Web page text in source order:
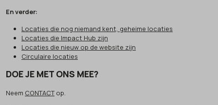
En verder:
Locaties die nog niemand kent, geheime locaties
Locaties die Impact Hub zijn
Locaties die nieuw op de website zijn
Circulaire locaties
DOE JE MET ONS MEE?
Neem CONTACTop.